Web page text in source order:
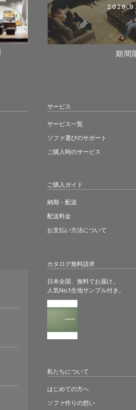
カタログ無料請求
日本全国、無料でお届け。
人気No.1生地サンプル付き。
期間
サービス
サービス一覧
ソファ選びのサポート
ご購入時のサービス
ご購入ガイド
納期・配送
配送料金
お支払い方法について
私たちについて
はじめての方へ
ソファ作りの想い